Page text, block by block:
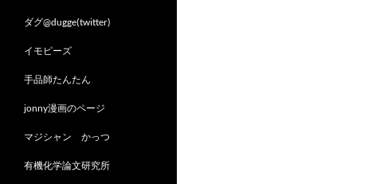
ダグ@dugge(twitter)
イモピーズ
手品師たんたん
jonny漫画のページ
マジシャン かっつ
有機化学論文研究所